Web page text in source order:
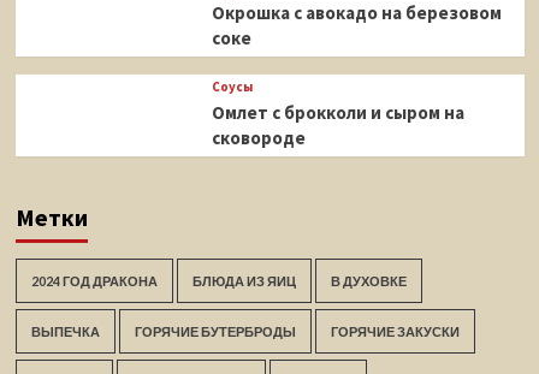
Окрошка с авокадо на березовом
соке
Соусы
Омлет с брокколи и сыром на
сковороде
Метки
2024 ГОД ДРАКОНА БЛЮДА ИЗ ЯИЦ В ДУХОВКЕ
ВЫПЕЧКА ГОРЯЧИЕ БУТЕРБРОДЫ ГОРЯЧИЕ ЗАКУСКИ